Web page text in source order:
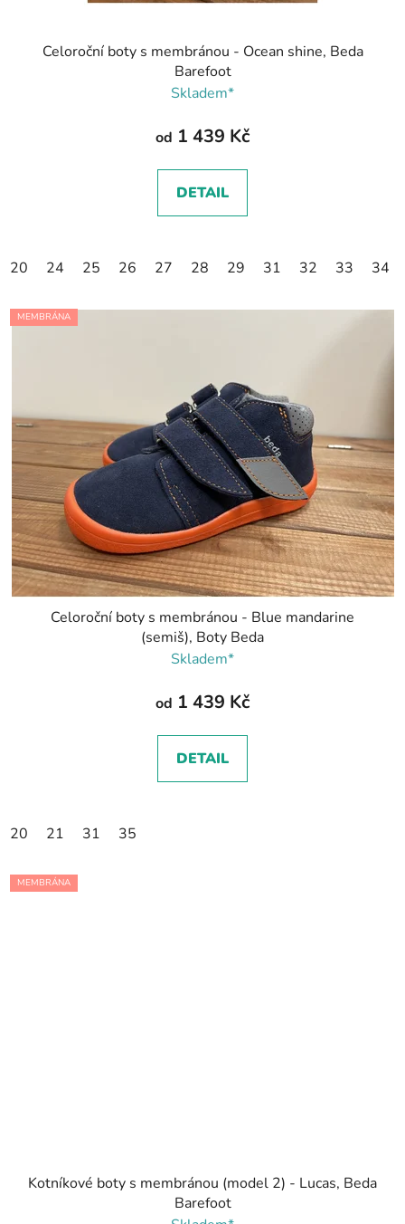
Celoroční boty s membránou - Ocean shine, Beda
Barefoot
Skladem*
od 1 439 Kč
DETAIL
20 24 25 26 27 28 29 31 32 33 34
MEMBRÁNA
Celoroční boty s membránou - Blue mandarine
(semiš), Boty Beda
Skladem*
od 1 439 Kč
DETAIL
20 21 31 35
MEMBRÁNA
Kotníkové boty s membránou (model 2) - Lucas, Beda
Barefoot